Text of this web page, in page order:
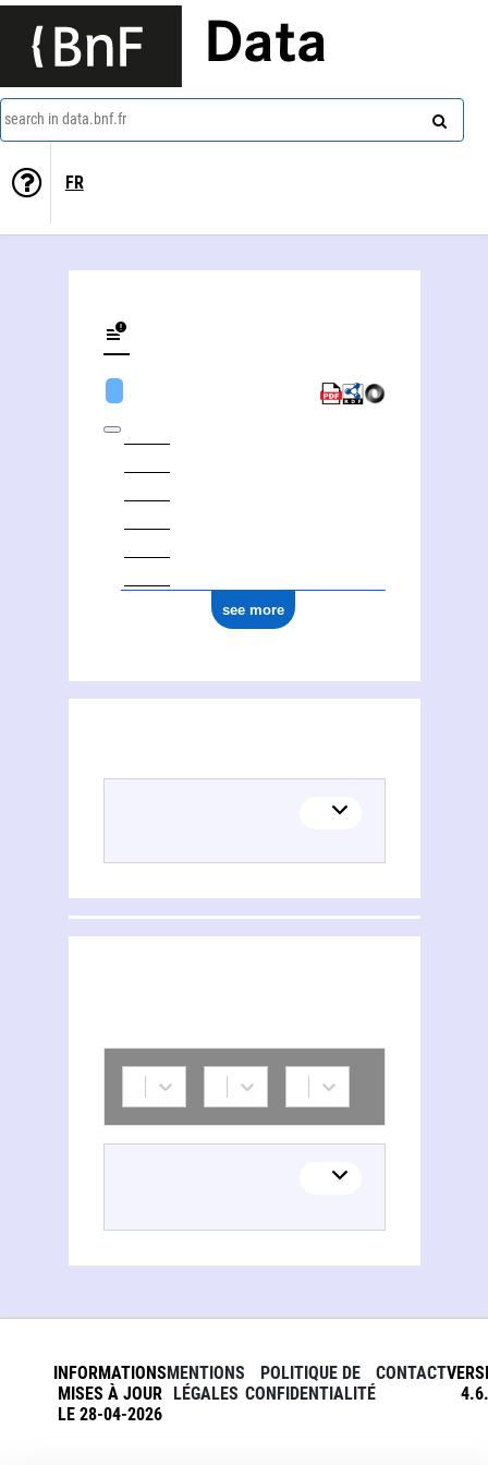
Data
search in data.bnf.fr
FR
see more
INFORMATIONS
MISES À JOUR
LE 28-04-2026
MENTIONS
LÉGALES
POLITIQUE DE
CONFIDENTIALITÉ
CONTACT